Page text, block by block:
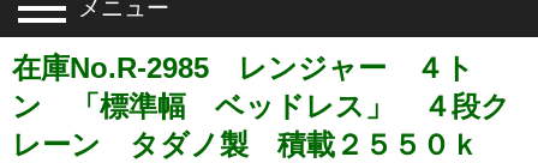
メニュー
在庫No.R-2985 レンジャー ４ト
ン 「標準幅 ベッドレス」 ４段ク
レーン タダノ製 積載２５５０ｋ